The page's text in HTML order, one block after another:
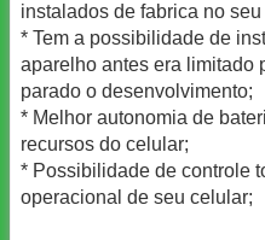
instalados de fabrica no
* Tem a possibilidade de
aparelho antes era limitado
parado o desenvolvimento;
* Melhor autonomia de
recursos do celular;
* Possibilidade de controle
operacional de seu celular;